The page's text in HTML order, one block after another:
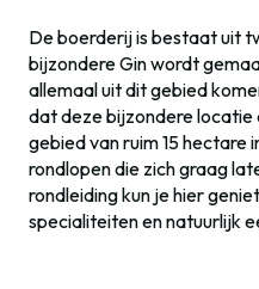
De boerderij is bestaat uit
bijzondere Gin wordt
allemaal uit dit gebied
dat deze bijzondere locatie
gebied van ruim 15
rondlopen die zich graag
rondleiding kun je hier
specialiteiten en natuurlijk